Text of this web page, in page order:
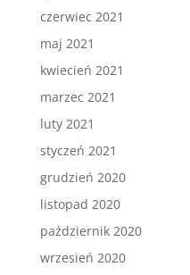
czerwiec 2021
maj 2021
kwiecień 2021
marzec 2021
luty 2021
styczeń 2021
grudzień 2020
listopad 2020
październik 2020
wrzesień 2020